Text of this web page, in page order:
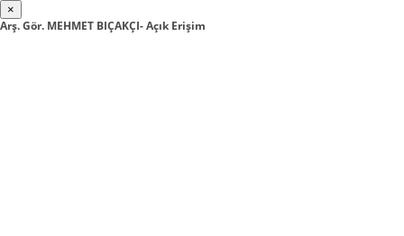
×
Arş. Gör. MEHMET BIÇAKÇI- Açık Erişim